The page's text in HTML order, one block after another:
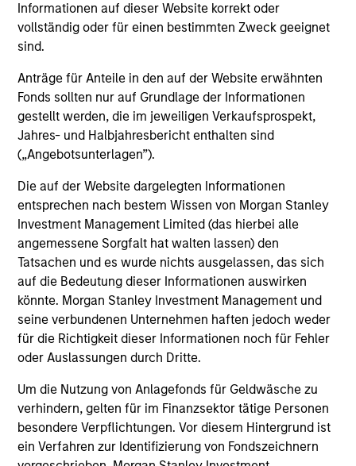
Informationen auf dieser Website korrekt oder
vollständig oder für einen bestimmten Zweck geeignet
sind.
Anträge für Anteile in den auf der Website erwähnten
Fonds sollten nur auf Grundlage der Informationen
gestellt werden, die im jeweiligen Verkaufsprospekt,
Jahres- und Halbjahresbericht enthalten sind
(„Angebotsunterlagen”).
Die auf der Website dargelegten Informationen
entsprechen nach bestem Wissen von Morgan Stanley
Investment Management Limited (das hierbei alle
angemessene Sorgfalt hat walten lassen) den
Tatsachen und es wurde nichts ausgelassen, das sich
auf die Bedeutung dieser Informationen auswirken
könnte. Morgan Stanley Investment Management und
seine verbundenen Unternehmen haften jedoch weder
für die Richtigkeit dieser Informationen noch für Fehler
oder Auslassungen durch Dritte.
Um die Nutzung von Anlagefonds für Geldwäsche zu
verhindern, gelten für im Finanzsektor tätige Personen
besondere Verpflichtungen. Vor diesem Hintergrund ist
ein Verfahren zur Identifizierung von Fondszeichnern
Investment solutions
Strategies to meet a range of investor
cash-management needs – from liquidity
customized solutions.
Morgan Stanley Liquidity
Funds